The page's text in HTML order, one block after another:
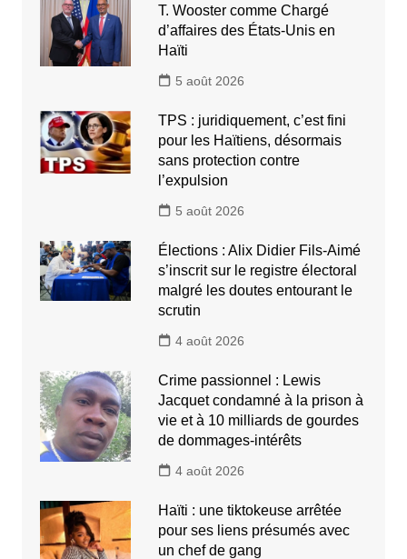
T. Wooster comme Chargé
d’affaires des États-Unis en
Haïti
5 août 2026
TPS : juridiquement, c’est fini
pour les Haïtiens, désormais
sans protection contre
l’expulsion
5 août 2026
Élections : Alix Didier Fils-Aimé
s’inscrit sur le registre électoral
malgré les doutes entourant le
scrutin
4 août 2026
Crime passionnel : Lewis
Jacquet condamné à la prison à
vie et à 10 milliards de gourdes
de dommages-intérêts
4 août 2026
Haïti : une tiktokeuse arrêtée
pour ses liens présumés avec
un chef de gang